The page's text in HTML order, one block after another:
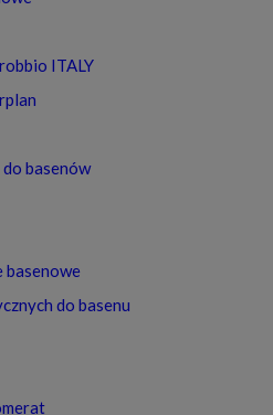
ITALY
basenów
basenowe
do basenu